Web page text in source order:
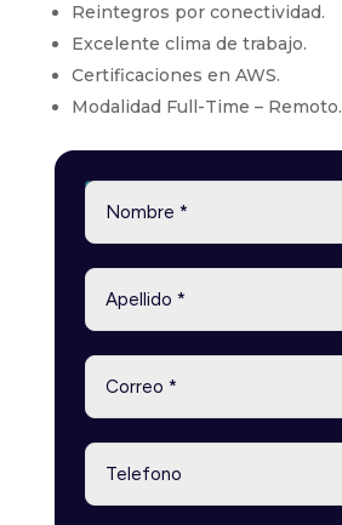
Reintegros por conectividad.
Excelente clima de trabajo.
Certificaciones en AWS.
Modalidad Full-Time – Remoto.